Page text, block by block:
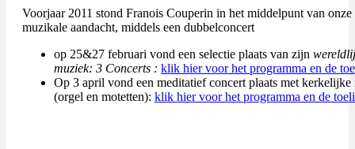
Voorjaar 2011 stond Franois Couperin in het middelpunt van onze
muzikale aandacht, middels een dubbelconcert
op 25&27 februari vond een selectie plaats van zijn
muziek: 3 Concerts : klik hier voor het programma en de
Op 3 april vond een meditatief concert plaats met kerkelijke
(orgel en motetten): klik hier voor het programma en de